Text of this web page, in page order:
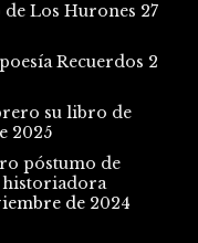
Los Hurones 27
Recuerdos 2
su libro de
2025
póstumo de
historiadora
de 2024